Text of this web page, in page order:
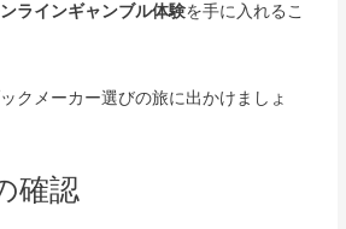
ラインギャンブル体験を手に入れるこ
クメーカー選びの旅に出かけましょ
確認